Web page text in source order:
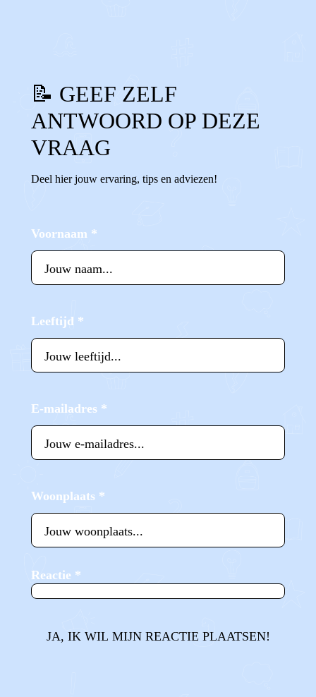
📝 GEEF ZELF
ANTWOORD OP DEZE
VRAAG
Deel hier jouw ervaring, tips en adviezen!
Voornaam *
Leeftijd *
E-mailadres *
Woonplaats *
Reactie *
JA, IK WIL MIJN REACTIE PLAATSEN!